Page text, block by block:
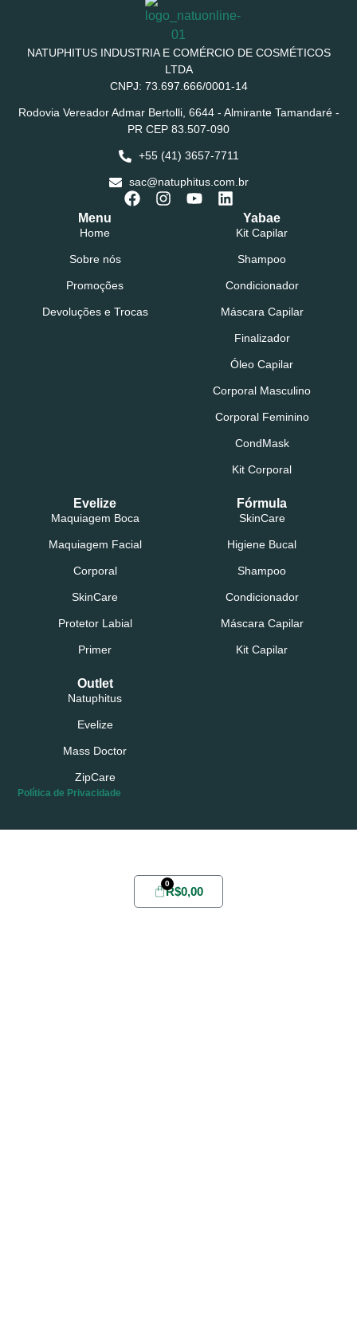
NATUPHITUS INDUSTRIA E COMÉRCIO DE COSMÉTICOS
LTDA
CNPJ: 73.697.666/0001-14
Rodovia Vereador Admar Bertolli, 6644 - Almirante Tamandaré -
PR CEP 83.507-090
+55 (41) 3657-7711
sac@natuphitus.com.br
Menu
Home
Sobre nós
Promoções
Devoluções e Trocas
Yabae
Kit Capilar
Shampoo
Condicionador
Máscara Capilar
Finalizador
Óleo Capilar
Corporal Masculino
Corporal Feminino
CondMask
Kit Corporal
Evelize
Maquiagem Boca
Maquiagem Facial
Corporal
SkinCare
Protetor Labial
Primer
Fórmula
SkinCare
Higiene Bucal
Shampoo
Condicionador
Máscara Capilar
Kit Capilar
Outlet
Natuphitus
Evelize
Mass Doctor
ZipCare
Política de Privacidade
R$0,00
0